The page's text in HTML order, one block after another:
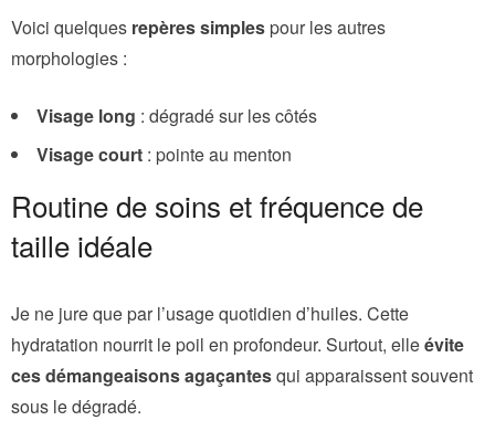
Voici quelques repères simples pour les autres
morphologies :
Visage long : dégradé sur les côtés
Visage court : pointe au menton
Routine de soins et fréquence de
taille idéale
Je ne jure que par l’usage quotidien d’huiles. Cette
hydratation nourrit le poil en profondeur. Surtout, elleévite
ces démangeaisons agaçantesqui apparaissent souvent
sous le dégradé.